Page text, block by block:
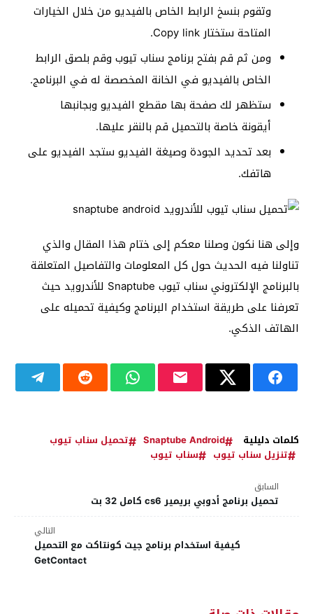
وتقوم بنسخ الرابط الخاص بالفيديو من خلال الخيارات
المتاحة ستختار Copy link.
ومن ثم قم بفتح برنامج سناب تيوب وقم بلصق الرابط
الخاص بالفيديو في الخانة المخصصة له في البرنامج.
ستظهر لك صفحة بها مقطع الفيديو وبجانبها
أيقونة خاصة بالتحميل قم بالنقر عليها.
بعد تحديد الجودة وصيغة الفيديو ستجد الفيديو على
هاتفك.
وإلى هنا نكون وصلنا معكم إلى ختام هذا المقال والذي
تناولنا فيه الحديث حول كل المعلومات والتفاصيل المتعلقة
بالبرنامج الإلكتروني سناب تيوب Snaptube للأندرويد حيث
تعرفنا على طريقة استخدام البرنامج وكيفية تحميله على
الهاتف الذكي.
كلمات دليلية Snaptube Android
تحميل سناب تيوب
تنزيل سناب تيوب
سناب تيوب
السابق
تحميل برنامج أدوبي بريمير cs6 كامل 32 بت
التالي
كيفية استخدام برنامج جيت كونتاكت مع التحميل
GetContact